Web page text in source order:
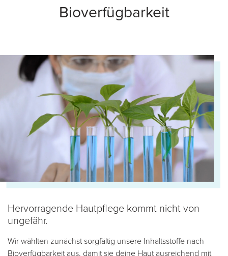
Bioverfügbarkeit
Hervorragende Hautpflege kommt nicht von
ungefähr.
Wir wählten zunächst sorgfältig unsere Inhaltsstoffe nach
Bioverfügbarkeit aus, damit sie deine Haut ausreichend mit